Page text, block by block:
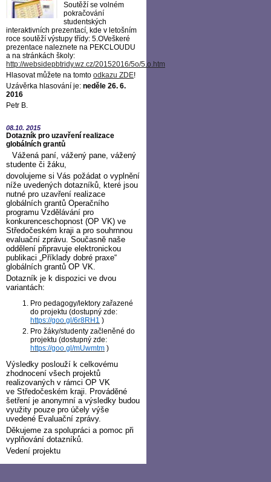
Soutěží se volném
pokračování
studentských
interaktivních prezentací, kde v letošním
roce soutěží výstupy třídy: 5.OVeškeré
prezentace naleznete na PEKCLOUDU
a na stránkách školy:
http://websidepbtridy.wz.cz/20152016/5o/5.o.htm
Hlasovat můžete na tomto odkazu ZDE!
Uzávěrka hlasování je: neděle 26. 6.
2016
Petr B.
08.10. 2015
Dotazník pro uzavření realizace
globálních grantů
Vážená paní, vážený pane, vážený
studente či žáku,
dovolujeme si Vás požádat o vyplnění
níže uvedených dotazníků, které jsou
nutné pro uzavření realizace
globálních grantů Operačního
programu Vzdělávání pro
konkurenceschopnost (OP VK) ve
Středočeském kraji a pro souhrnnou
evaluační zprávu. Současně naše
oddělení připravuje elektronickou
publikaci „Příklady dobré praxe“
globálních grantů OP VK.
Dotazník je k dispozici ve dvou
variantách:
Pro pedagogy/lektory zařazené
do projektu (dostupný zde:
https://goo.gl/6r8RH1 )
Pro žáky/studenty začleněné do
projektu (dostupný zde:
https://goo.gl/mUwmtm )
Výsledky poslouží k celkovému
zhodnocení všech projektů
realizovaných v rámci OP VK
ve Středočeském kraji. Prováděné
šetření je anonymní a výsledky budou
využity pouze pro účely výše
uvedené Evaluační zprávy.
Děkujeme za spolupráci a pomoc při
vyplňování dotazníků.
Vedení projektu